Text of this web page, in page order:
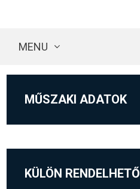
MENU
MŰSZAKI ADATOK
KÜLÖN RENDELHETŐ